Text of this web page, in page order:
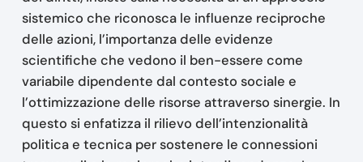
sistemico che riconosca le influenze reciproche
delle azioni, l’importanza delle evidenze
scientifiche che vedono il ben-essere come
variabile dipendente dal contesto sociale e
l’ottimizzazione delle risorse attraverso sinergie. In
questo si enfatizza il rilievo dell’intenzionalità
politica e tecnica per sostenere le connessioni